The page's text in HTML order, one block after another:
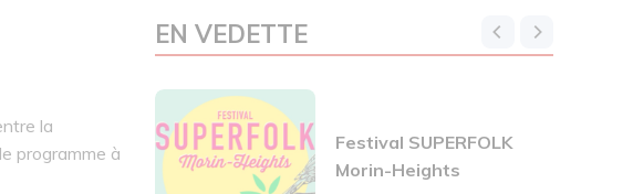
la
programme à
EN VEDETTE
Festival SUPERFOLK
Morin-Heights